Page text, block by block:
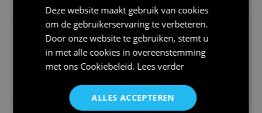
I love korfbal t-shirt sport s...
Deze website maakt gebruik van cookies
om de gebruikerservaring te verbeteren.
Door onze website te gebruiken, stemt u
in met alle cookies in overeenstemming
met ons Cookiebeleid. Lees verder
ALLES ACCEPTEREN